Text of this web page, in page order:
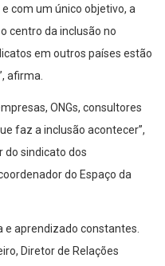
com um único objetivo, a
centro da inclusão no
em outros países estão
afirma.
ONGs, consultores
faz a inclusão acontecer”,
do sindicato dos
do Espaço da
e aprendizado constantes.
Diretor de Relações